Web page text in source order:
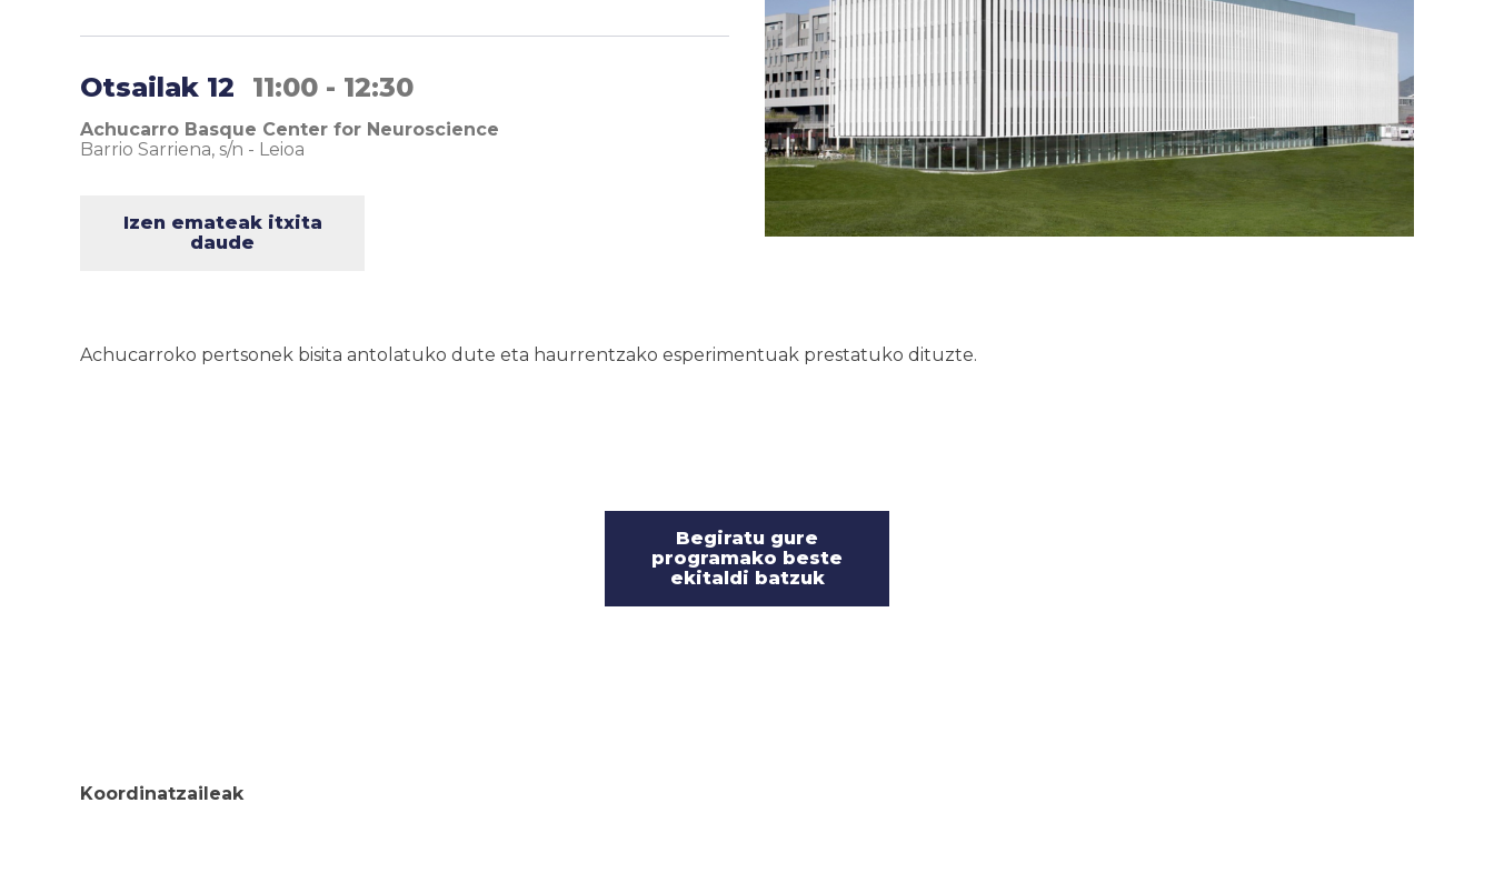
Otsailak 12 11:00 - 12:30
Achucarro Basque Center for Neuroscience
Barrio Sarriena, s/n - Leioa
Izen emateak itxita
daude
Achucarroko pertsonek bisita antolatuko dute eta haurrentzako esperimentuak prestatuko dituzte.
Begiratu gure
programako beste
ekitaldi batzuk
Koordinatzaileak